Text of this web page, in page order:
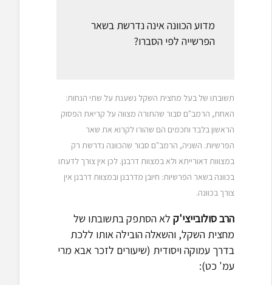
מדוע הכוונה אינה נדרשת בשאר
הפרשייה לפי הסברו?
תשובתו של בעל מחצית השקל נשענת על שתי הנחות:
האחת, הרמב"ם סבור שהתורה מצווה על קריאת הפסוק
הראשון בלבד וחכמים הם שהורו לקרוא את שאר
הפרשיות. השניה, הרמב"ם סבור שהכוונה נדרשת רק
במצווות דאורייתא ולא במצוות דרבנן. לכן אין צורך לדעתו
בכוונה בשאר הפרשיות: חיובן מדרבנן ובמצוות דרבנן אין
צורך בכוונה.
הרב סולובייצי'ק לא הסתפק בתשובתו של
מחצית השקל, והשאלה הובילה אותו ללכת
בדרך עמוקה ויסודית (שיעורים לזכר אבא מרי
עמ' כט):